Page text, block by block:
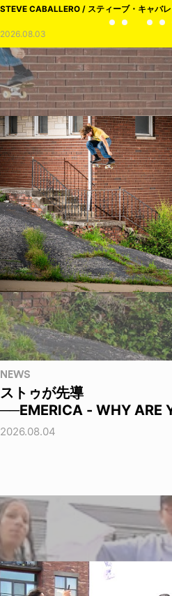
STEVE CABALLERO / スティーブ・キャバ
2026.08.03
NEWS
ストゥが先導
──EMERICA - WHY ARE
2026.08.04